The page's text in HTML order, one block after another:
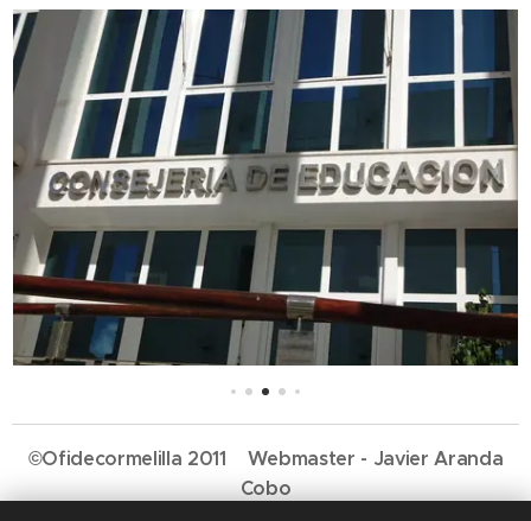
©Ofidecormelilla 2011 Webmaster - Javier Aranda
Cobo